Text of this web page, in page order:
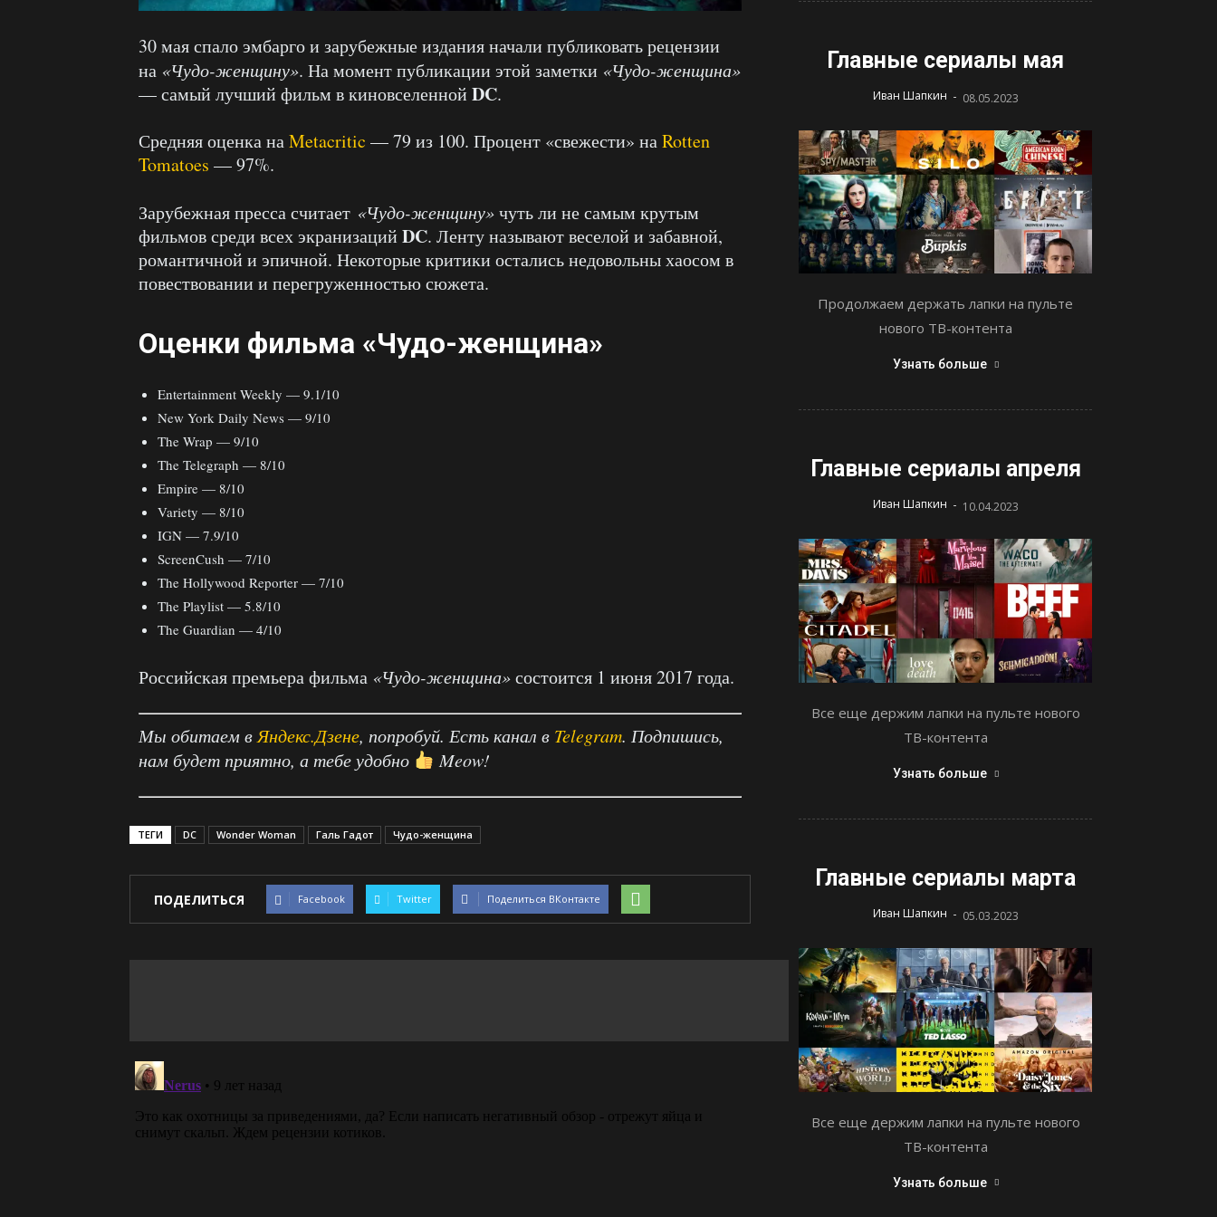
30 мая спало эмбарго и зарубежные издания начали публиковать рецензии
на «Чудо-женщину». На момент публикации этой заметки «Чудо-женщина»
— самый лучший фильм в киновселенной DC.
Средняя оценка наMetacritic — 79 из 100. Процент «свежести» наRotten
Tomatoes — 97%.
Зарубежная пресса считает «Чудо-женщину»чуть ли не самым крутым
фильмов среди всех экранизаций DC. Ленту называют веселой и забавной,
романтичной и эпичной. Некоторые критики остались недовольны хаосом в
повествовании и перегруженностью сюжета.
Оценки фильма «Чудо-женщина»
Entertainment Weekly — 9.1/10
New York Daily News — 9/10
The Wrap — 9/10
The Telegraph — 8/10
Empire — 8/10
Variety — 8/10
IGN — 7.9/10
ScreenCush — 7/10
The Hollywood Reporter — 7/10
The Playlist — 5.8/10
The Guardian — 4/10
Российская премьера фильма «Чудо-женщина»состоится 1 июня 2017 года.
Мы обитаем в Яндекс.Дзене, попробуй. Есть канал в Telegram. Подпишись,
нам будет приятно, а тебе удобно
Meow!
ТЕГИ DC Wonder Woman Галь Гадот Чудо-женщина
ПОДЕЛИТЬСЯ Facebook Twitter Поделиться ВКонтакте
Главные сериалы мая
Иван Шапкин - 08.05.2023
Продолжаем держать лапки на пульте
нового ТВ-контента
Узнать больше
Главные сериалы апреля
Иван Шапкин - 10.04.2023
Все еще держим лапки на пульте нового
ТВ-контента
Узнать больше
Главные сериалы марта
Иван Шапкин - 05.03.2023
Все еще держим лапки на пульте нового
ТВ-контента
Узнать больше